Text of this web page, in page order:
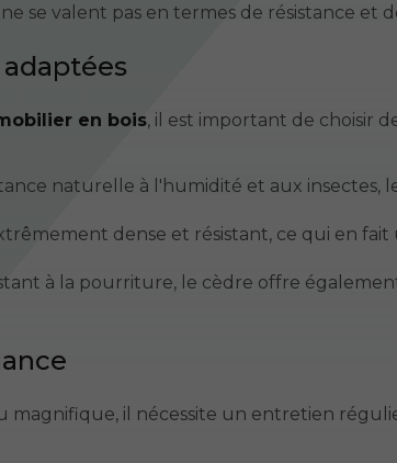
se valent pas en termes de résistance et
adaptées
en bois, il est important de choisir
naturelle à l'humidité et aux insectes,
dense et résistant, ce qui en
à la pourriture, le cèdre offre
magnifique, il nécessite un entretien